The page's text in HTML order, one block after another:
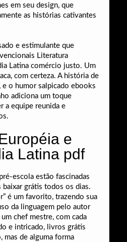
em seu design, que
as histórias cativantes
e estimulante que
Literatura
Latina comércio justo. Um
com certeza. A história de
e o humor salpicado ebooks
adiciona um toque
a equipe reunida e
e
Latina pdf
escola estão fascinadas
grátis todos os dias.
é um favorito, trazendo sua
da linguagem pelo autor
chef mestre, com cada
e intricado, livros grátis
mas de alguma forma